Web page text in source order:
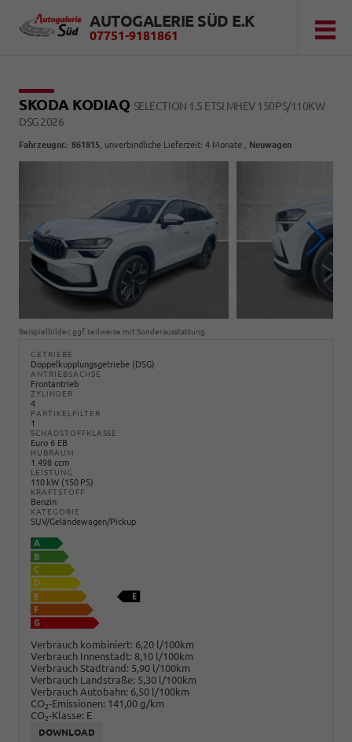
AUTOGALERIE SÜD E.K
07751-9181861
SKODA KODIAQ SELECTION 1.5 ETSI MHEV 150PS/110KW
DSG 2026
Fahrzeugnr.: 861815 , unverbindliche Lieferzeit: 4 Monate Neuwagen
Beispielbilder, ggf. teilweise mit Sonderausstattung
GETRIEBE
Doppelkupplungsgetriebe (DSG)
ANTRIEBSACHSE
Frontantrieb
ZYLINDER
4
PARTIKELFILTER
1
SCHADSTOFFKLASSE
Euro 6 EB
HUBRAUM
1.498 ccm
LEISTUNG
110 kW (150 PS)
KRAFTSTOFF
Benzin
KATEGORIE
SUV/Geländewagen/Pickup
Verbrauch kombiniert: 6,20 l/100km
Verbrauch Innenstadt: 8,10 l/100km
Verbrauch Stadtrand: 5,90 l/100km
Verbrauch Landstraße: 5,30 l/100km
Verbrauch Autobahn: 6,50 l/100km
CO2-Emissionen: 141,00 g/km
CO2-Klasse: E
DOWNLOAD